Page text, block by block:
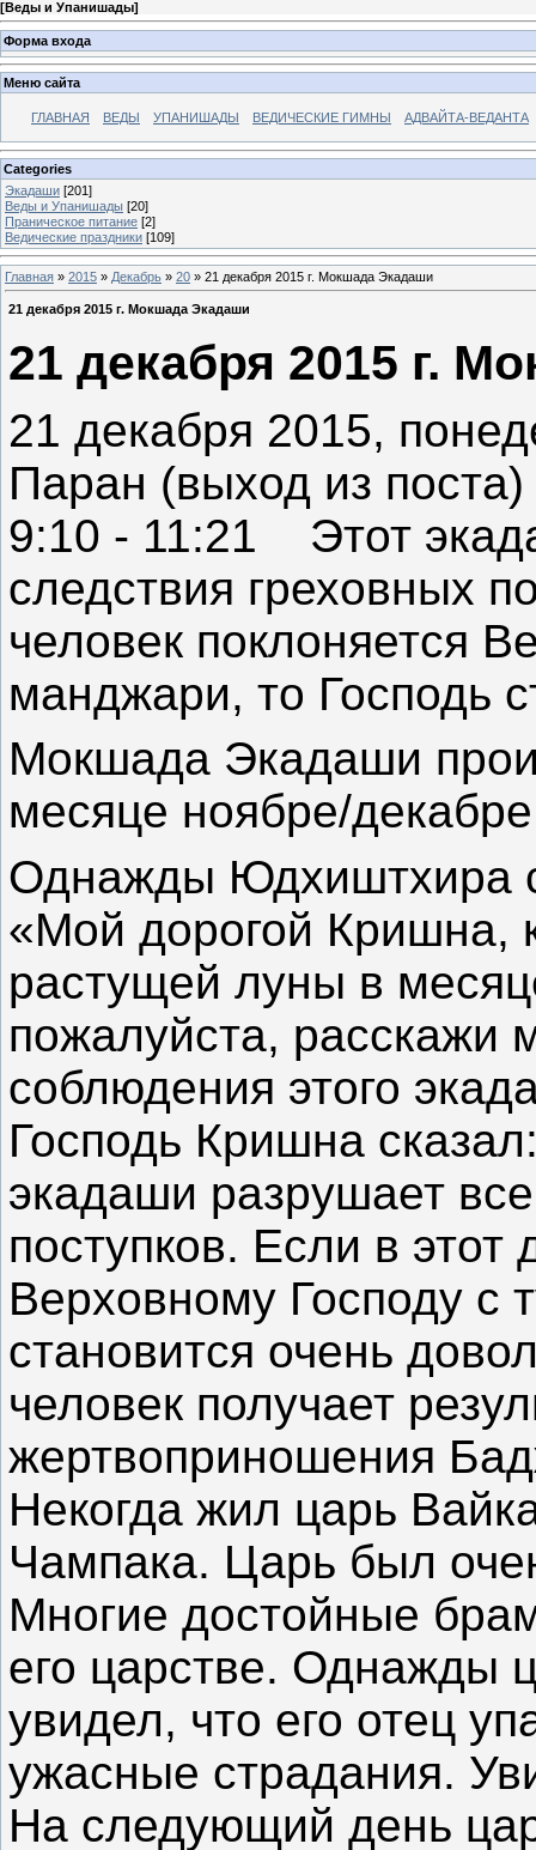
[Веды и Упанишады]
Форма входа
Меню сайта
ГЛАВНАЯ ВЕДЫ УПАНИШАДЫ ВЕДИЧЕСКИЕ ГИМНЫ АДВАЙТА-ВЕДАНТА
Categories
Экадаши [201]
Веды и Упанишады [20]
Праническое питание [2]
Ведические праздники [109]
Главная » 2015 » Декабрь » 20 » 21 декабря 2015 г. Мокшада Экадаши
21 декабря 2015 г. Мокшада Экадаши
21 декабря 2015 г.
21 декабря 2015,
Паран (выход из
9:10 - 11:21 Этот
следствия греховных
человек поклоняется
манджари, то Господь
Мокшада Экадаши
месяце ноябре/
Однажды Юдхиштхира
«Мой дорогой Кришна,
растущей луны в
пожалуйста, расскажи
соблюдения этого
Господь Кришна
экадаши разрушает
поступков. Если в этот
Верховному Господу с
становится очень
человек получает
жертвоприношения
Некогда жил царь
Чампака. Царь был
Многие достойные
его царстве. Однажды
увидел, что его отец
ужасные страдания.
На следующий день